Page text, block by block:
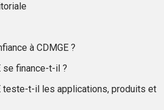
à CDMGE ?
se finance-t-il ?
teste-t-il les applications, produits et